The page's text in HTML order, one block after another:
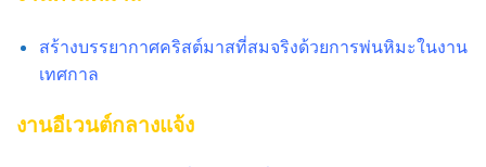
สร้างบรรยากาศคริสต์มาสที่สมจริงด้วยการพ่นหิมะในงาน
เทศกาล
งานอีเวนต์กลางแจ้ง